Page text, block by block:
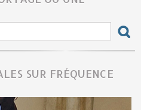
SUR FRÉQUENCE